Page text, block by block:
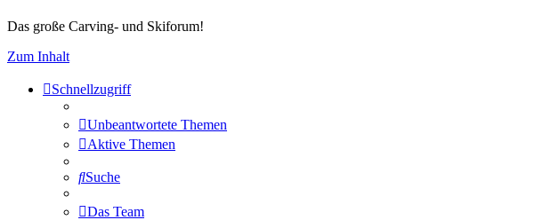
Das große Carving- und Skiforum!
Zum Inhalt
Schnellzugriff
Unbeantwortete Themen
Aktive Themen
Suche
Das Team